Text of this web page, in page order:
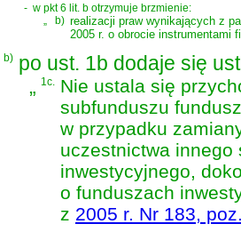
- w pkt 6 lit. b otrzymuje brzmienie:
„
b) realizacji praw wynikających z
2005 r. o obrocie instrumentami
b) po ust. 1b dodaje się
„ 1c. Nie ustala się
subfunduszu
w przypadku
uczestnictwa
inwestycyjnego,
o funduszach
z 2005 r. Nr 183,